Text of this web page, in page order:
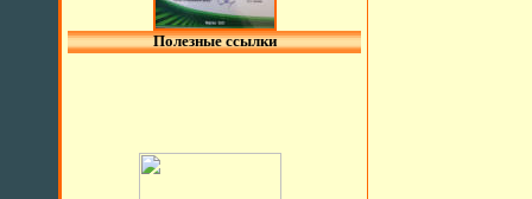
Полезные ссылки